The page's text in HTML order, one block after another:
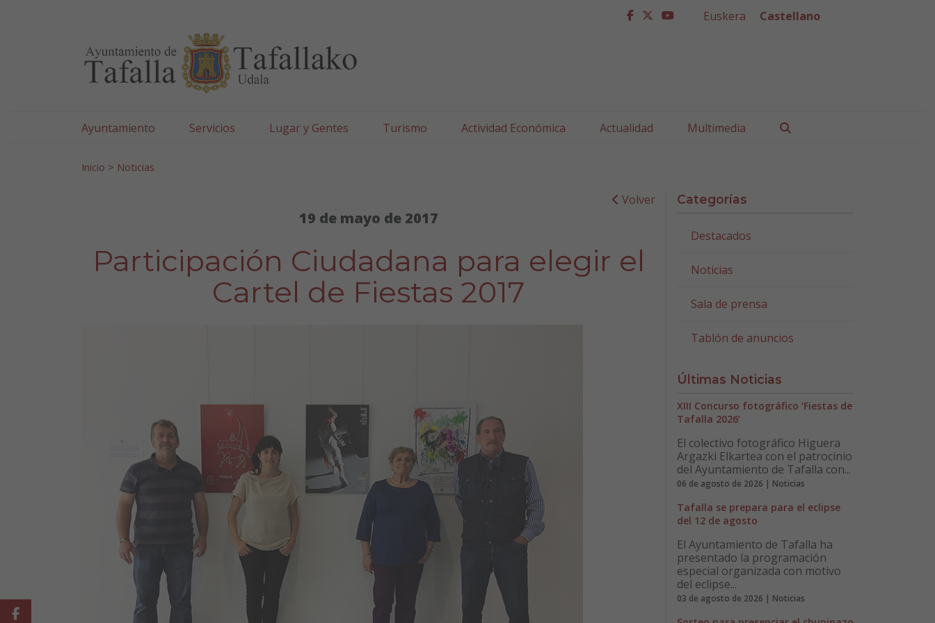
facebook
twitter
youtube
Euskera Castellano
Ayuntamiento Servicios Lugar y Gentes Turismo Actividad Económica Actualidad Multimedia
Inicio > Noticias
Volver
19 de mayo de 2017
Participación Ciudadana para elegir el
Cartel de Fiestas 2017
Categorías
Destacados
Noticias
Sala de prensa
Tablón de anuncios
Últimas Noticias
XIII Concurso fotográfico ‘Fiestas de
Tafalla 2026’
El colectivo fotográfico Higuera
Argazki Elkartea con el patrocinio
del Ayuntamiento de Tafalla con...
06 de agosto de 2026 | Noticias
Tafalla se prepara para el eclipse
del 12 de agosto
El Ayuntamiento de Tafalla ha
presentado la programación
especial organizada con motivo
del eclipse...
03 de agosto de 2026 | Noticias
Facebook